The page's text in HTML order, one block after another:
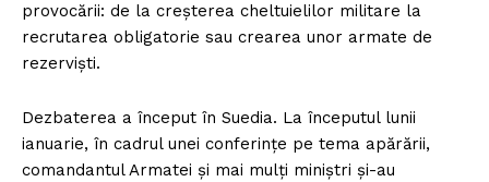
provocării: de la creșterea cheltuielilor militare la
recrutarea obligatorie sau crearea unor armate de
rezerviști.
Dezbaterea a început în Suedia. La începutul lunii
ianuarie, în cadrul unei conferințe pe tema apărării,
comandantul Armatei și mai mulți miniștri și-au